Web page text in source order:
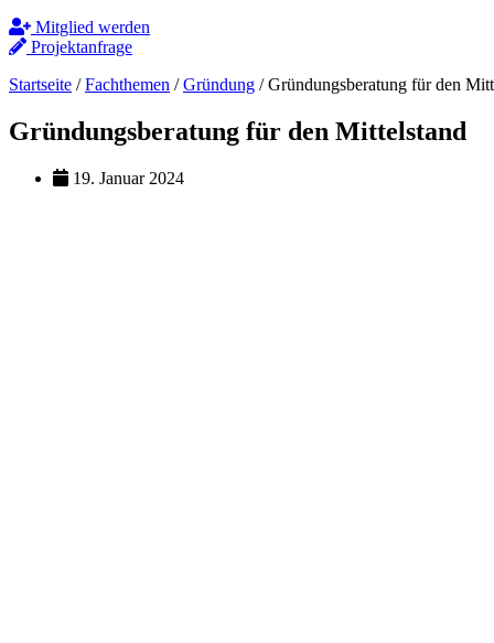
Mitglied werden
Projektanfrage
Startseite /Fachthemen /Gründung /Gründungsberatung für den
Gründungsberatung für den Mittelstand
19. Januar 2024